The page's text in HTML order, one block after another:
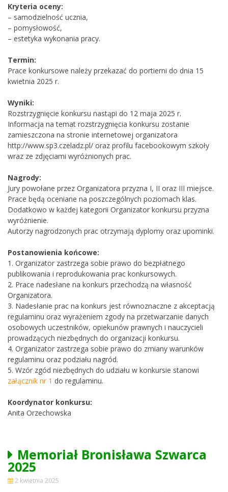
Kryteria oceny:
– samodzielność ucznia,
– pomysłowość,
– estetyka wykonania pracy.
Termin:
Prace konkursowe należy przekazać do portierni do dnia 15
kwietnia 2025 r.
Wyniki:
Rozstrzygnięcie konkursu nastąpi do 12 maja 2025 r.
Informacja na temat rozstrzygnięcia konkursu zostanie
zamieszczona na stronie internetowej organizatora
http://www.sp3.czeladz.pl/ oraz profilu facebookowym szkoły
wraz ze zdjęciami wyróżnionych prac.
Nagrody:
Jury powołane przez Organizatora przyzna I, II oraz III miejsce.
Prace będą oceniane na poszczególnych poziomach klas.
Dodatkowo w każdej kategorii Organizator konkursu przyzna
wyróżnienie.
Autorzy nagrodzonych prac otrzymają dyplomy oraz upominki.
Postanowienia końcowe:
1. Organizator zastrzega sobie prawo do bezpłatnego
publikowania i reprodukowania prac konkursowych.
2. Prace nadesłane na konkurs przechodzą na własność
Organizatora.
3. Nadesłanie prac na konkurs jest równoznaczne z akceptacją
regulaminu oraz wyrażeniem zgody na przetwarzanie danych
osobowych uczestników, opiekunów prawnych i nauczycieli
prowadzących niezbędnych do organizacji konkursu.
4. Organizator zastrzega sobie prawo do zmiany warunków
regulaminu oraz podziału nagród.
5. Wzór zgód niezbędnych do udziału w konkursie stanowi
załącznik nr 1 do regulaminu.
Koordynator konkursu:
Anita Orzechowska
Memoriał Bronisława Szwarca
2025
2 kwietnia 2025